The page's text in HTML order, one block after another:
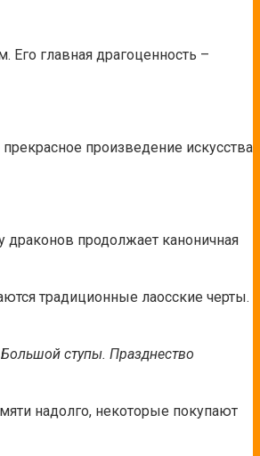
Его главная драгоценность –
произведение искусства
драконов продолжает каноничная
традиционные лаосские черты.
ступы. Празднество
надолго, некоторые покупают